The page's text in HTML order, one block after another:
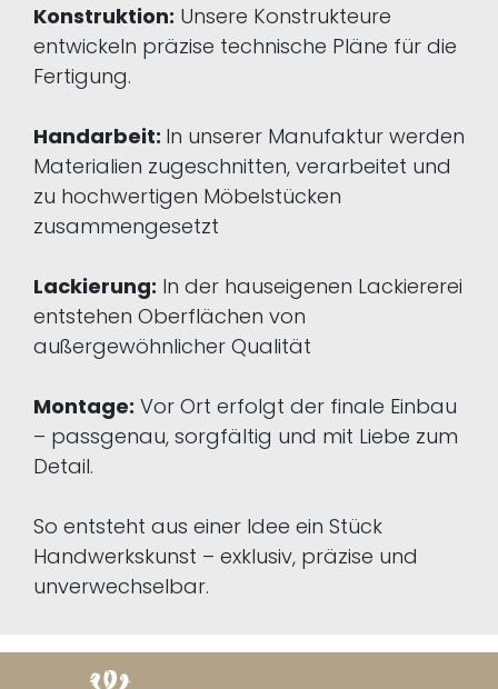
Konstruktion: Unsere Konstrukteure
entwickeln präzise technische Pläne für die
Fertigung.
Handarbeit: In unserer Manufaktur werden
Materialien zugeschnitten, verarbeitet und
zu hochwertigen Möbelstücken
zusammengesetzt
Lackierung: In der hauseigenen Lackiererei
entstehen Oberflächen von
außergewöhnlicher Qualität
Montage: Vor Ort erfolgt der finale Einbau
– passgenau, sorgfältig und mit Liebe zum
Detail.
So entsteht aus einer Idee ein Stück
Handwerkskunst – exklusiv, präzise und
unverwechselbar.